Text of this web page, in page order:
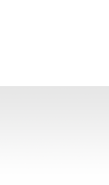
ճգնաժամերի